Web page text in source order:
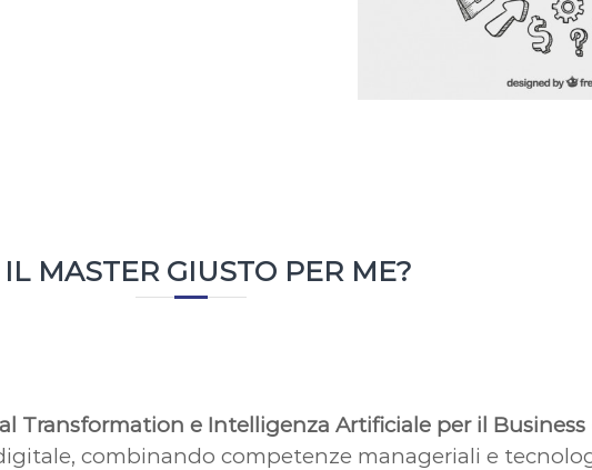
IL MASTER GIUSTO PER ME?
Transformation e Intelligenza Artificiale per il Business
combinando competenze manageriali e